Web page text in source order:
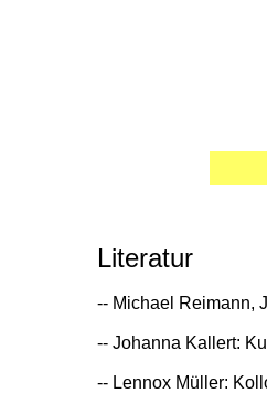
Literatur
-- Michael Reimann,
-- Johanna Kallert:
-- Lennox Müller: